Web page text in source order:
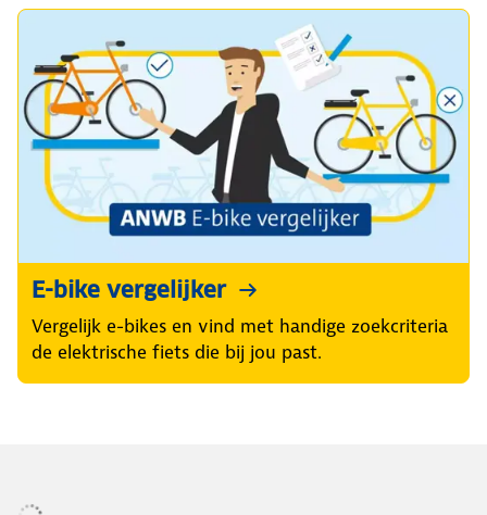
E-bike vergelijker
Vergelijk e-bikes en vind met handige zoekcriteria
de elektrische fiets die bij jou past.